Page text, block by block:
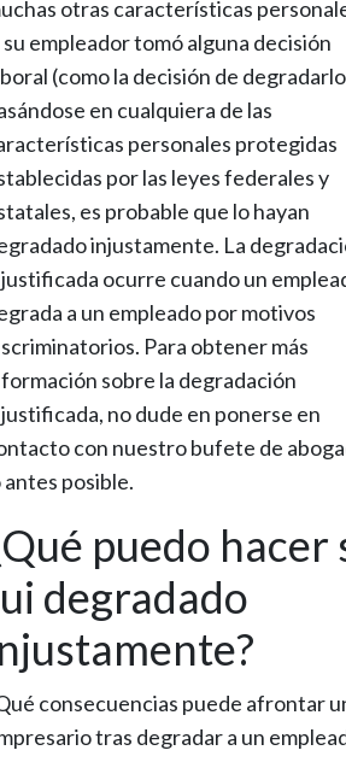
otras características
su empleador tomó alguna decisión
(como la decisión de
en cualquiera de las
personales protegidas
por las leyes federales y
es probable que lo hayan
injustamente. La
ocurre cuando un
a un empleado por motivos
Para obtener más
sobre la degradación
no dude en ponerse en
con nuestro bufete de
antes posible.
puedo hacer
degradado
consecuencias puede afrontar
tras degradar a un